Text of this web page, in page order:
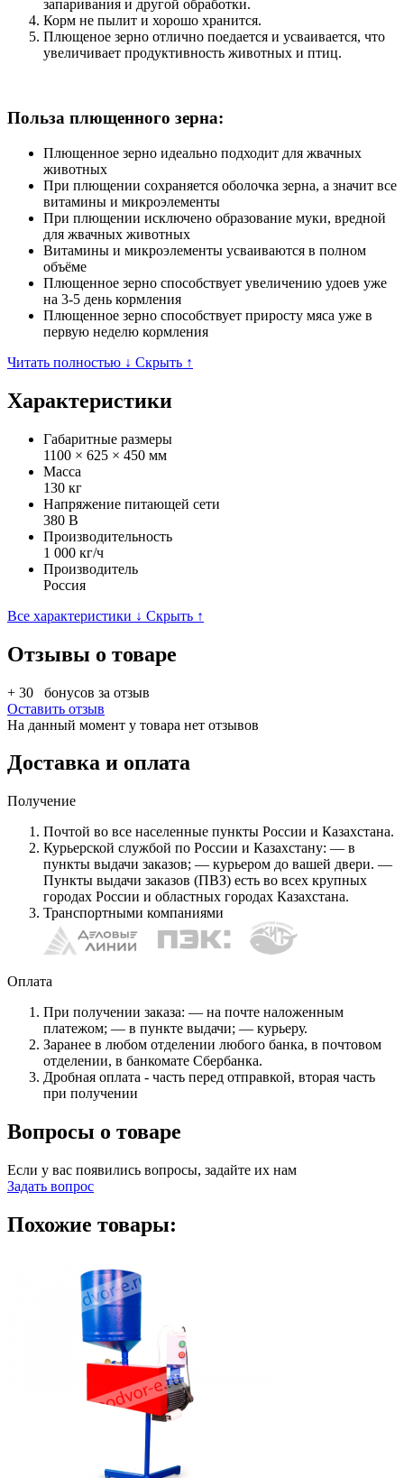
запаривания и другой обработки.
Корм не пылит и хорошо хранится.
Плющеное зерно отлично поедается и усваивается, что
увеличивает продуктивность животных и птиц.
Польза плющенного зерна:
Плющенное зерно идеально подходит для жвачных
животных
При плющении сохраняется оболочка зерна, а значит все
витамины и микроэлементы
При плющении исключено образование муки, вредной
для жвачных животных
Витамины и микроэлементы усваиваются в полном
объёме
Плющенное зерно способствует увеличению удоев уже
на 3-5 день кормления
Плющенное зерно способствует приросту мяса уже в
первую неделю кормления
Читать полностью ↓ Скрыть ↑
Характеристики
Габаритные размеры
1100 × 625 × 450 мм
Масса
130 кг
Напряжение питающей сети
380 В
Производительность
1 000 кг/ч
Производитель
Россия
Все характеристики ↓ Скрыть ↑
Отзывы о товаре
+ 30
бонусов за отзыв
Оставить отзыв
На данный момент у товара нет отзывов
Доставка и оплата
Получение
Почтой во все населенные пункты России и Казахстана.
Курьерской службой по России и Казахстану: — в
пункты выдачи заказов; — курьером до вашей двери. —
Пункты выдачи заказов (ПВЗ) есть во всех крупных
городах России и областных городах Казахстана.
Транспортными компаниями
Оплата
При получении заказа: — на почте наложенным
платежом; — в пункте выдачи; — курьеру.
Заранее в любом отделении любого банка, в почтовом
отделении, в банкомате Сбербанка.
Дробная оплата - часть перед отправкой, вторая часть
при получении
Вопросы о товаре
Если у вас появились вопросы, задайте их нам
Задать вопрос
Похожие товары: